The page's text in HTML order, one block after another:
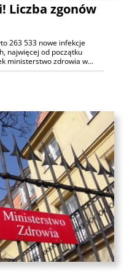
Liczba zgonów
263 533 nowe infekcje
najwięcej od początku
ministerstwo zdrowia w…